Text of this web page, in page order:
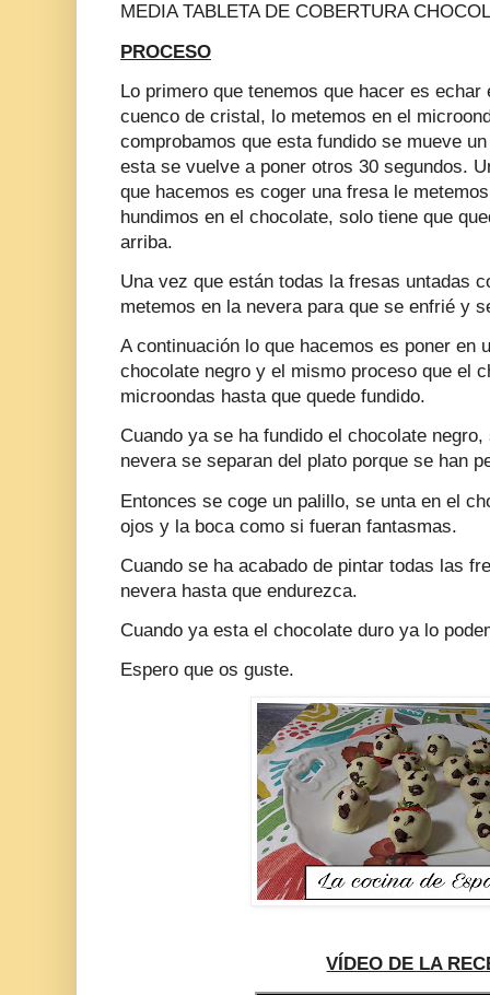
MEDIA TABLETA DE COBERTURA
PROCESO
Lo primero que tenemos que hacer es
cuenco de cristal, lo metemos en el
comprobamos que esta fundido se mueve
esta se vuelve a poner otros 30 segundos.
que hacemos es coger una fresa le
hundimos en el chocolate, solo tiene que
arriba.
Una vez que están todas la fresas untadas
metemos en la nevera para que se enfrié y
A continuación lo que hacemos es poner en
chocolate negro y el mismo proceso que el
microondas hasta que quede fundido.
Cuando ya se ha fundido el chocolate
nevera se separan del plato porque se han
Entonces se coge un palillo, se unta en el
ojos y la boca como si fueran fantasmas.
Cuando se ha acabado de pintar todas las
nevera hasta que endurezca.
Cuando ya esta el chocolate duro ya lo
Espero que os guste.
VÍDEO DE LA